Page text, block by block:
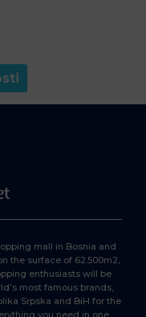
mall in Bosnia and
the surface of 62.500m2,
enthusiasts will be
most famous brands,
Srpska and BiH for the
you need in one